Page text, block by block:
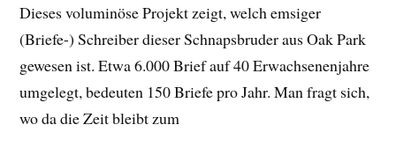
Dieses voluminöse Projekt zeigt, welch emsiger
(Briefe-) Schreiber dieser Schnapsbruder aus Oak Park
gewesen ist. Etwa 6.000 Brief auf 40 Erwachsenenjahre
umgelegt, bedeuten 150 Briefe pro Jahr. Man fragt sich,
wo da die Zeit bleibt zum